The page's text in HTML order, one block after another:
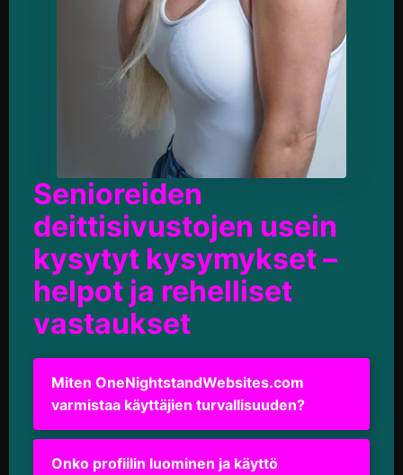
Senioreiden
deittisivustojen usein
kysytyt kysymykset –
helpot ja rehelliset
vastaukset
Miten OneNightstandWebsites.com
varmistaa käyttäjien turvallisuuden?
Onko profiilin luominen ja käyttö